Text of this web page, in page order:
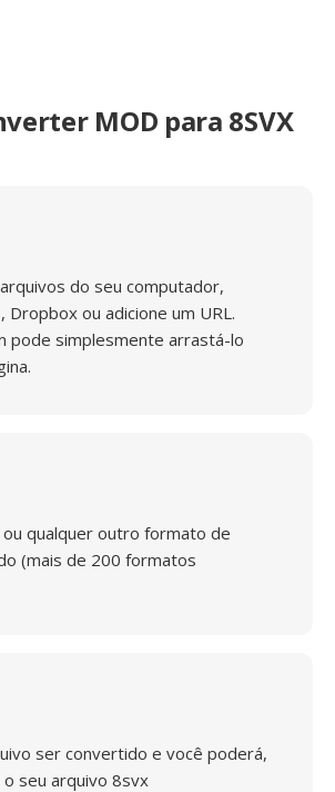
MOD para 8SVX
do seu computador,
Dropbox ou adicione um URL.
pode simplesmente arrastá-lo
ou qualquer outro formato de
(mais de 200 formatos
ser convertido e você poderá,
seu arquivo 8svx